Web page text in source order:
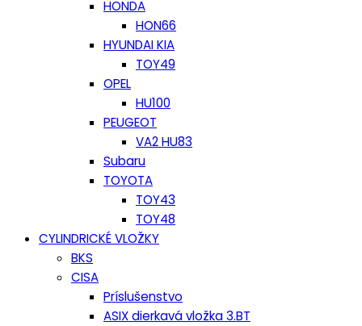
HONDA
HON66
HYUNDAI KIA
TOY49
OPEL
HU100
PEUGEOT
VA2 HU83
Subaru
TOYOTA
TOY43
TOY48
CYLINDRICKÉ VLOŽKY
BKS
CISA
Príslušenstvo
ASIX dierkavá vložka 3.BT